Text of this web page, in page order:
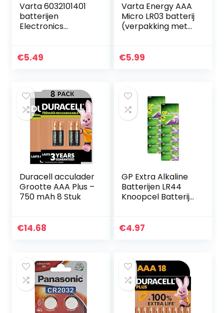
Varta 6032101401
batterijen
Electronics
batterij in originele
€5.49
Varta Energy AAA
Micro LR03 batterij
(verpakking met
voor speelgoed
€5.99
Duracell acculader
Grootte AAA Plus –
750 mAh 8 Stuk
€14.68
GP Extra Alkaline
Batterijen LR44
Knoopcel Batterij
€4.97